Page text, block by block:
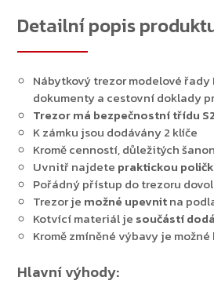
Detailní popis
Nábytkový trezor modelové
dokumenty a cestovní doklady
Trezor má bezpečnostní třídu
K zámku jsou dodávány 2 klíče
Kromě cenností, důležitých
Uvnitř najdete praktickou
Pořádný přístup do trezoru
Trezor je možné upevnitna
Kotvící materiál je součástí
Kromě zmíněné výbavy je
Hlavní výhody: